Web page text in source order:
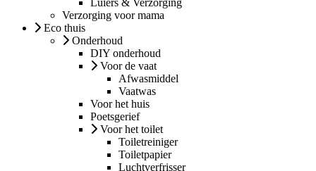
Verzorging voor mama
Eco thuis
Onderhoud
DIY onderhoud
Voor de vaat
Afwasmiddel
Vaatwas
Voor het huis
Poetsgerief
Voor het toilet
Toiletreiniger
Toiletpapier
Luchtverfrisser